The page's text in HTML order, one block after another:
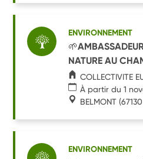
ENVIRONNEMENT
NATURE AU
COLLECTIVITE
À partir du 1
BELMONT
ENVIRONNEMENT